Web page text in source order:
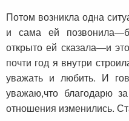
Потом возникла одна
и сама ей
открыто ей сказала—и
почти год я внутри
уважать и любить. И
уважаю,что благодарю
отношения изменились.